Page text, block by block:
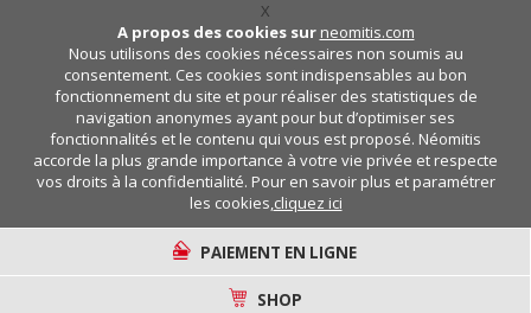
X
A propos des cookies sur neomitis.com
Nous utilisons des cookies nécessaires non soumis au
consentement. Ces cookies sont indispensables au bon
fonctionnement du site et pour réaliser des statistiques de
navigation anonymes ayant pour but d’optimiser ses
fonctionnalités et le contenu qui vous est proposé. Néomitis
accorde la plus grande importance à votre vie privée et respecte
vos droits à la confidentialité. Pour en savoir plus et paramétrer
les cookies,cliquez ici
PAIEMENT EN LIGNE
SHOP